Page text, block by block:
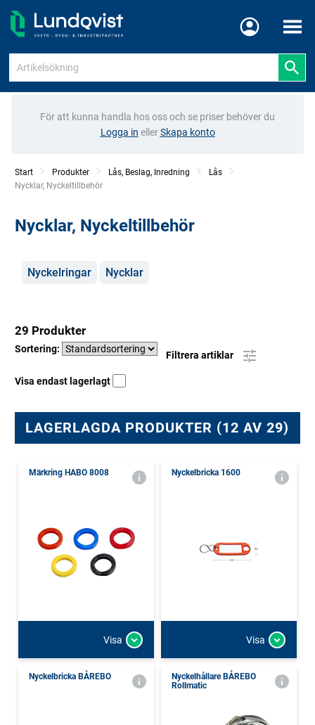
Meny
För att kunna handla hos oss och se priser behöver du
Logga in ellerSkapa konto
Start Produkter Lås, Beslag, Inredning
Lås
Current:
Nycklar, Nyckeltillbehör
Nycklar, Nyckeltillbehör
Kategorier
Nyckelringar Nycklar
29 Produkter
Sortering:
Filtrera artiklar
Visa endast lagerlagt
LAGERLAGDA PRODUKTER (12 AV 29)
Märkring HABO 8008
Visa
Nyckelbricka 1600
Visa
Nyckelbricka BÅREBO
Nyckelhållare BÅREBO
Rollmatic